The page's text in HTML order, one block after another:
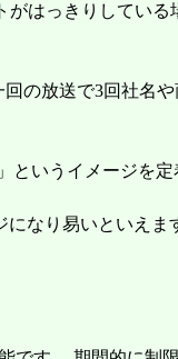
はっきりしてい
の放送で3回社名
いうイメージを定
なり易いといえま